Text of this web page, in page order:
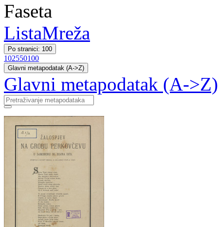
Faseta
ListaMreža
Po stranici: 100
102550100
Glavni metapodatak (A->Z)
Glavni metapodatak (A->Z)